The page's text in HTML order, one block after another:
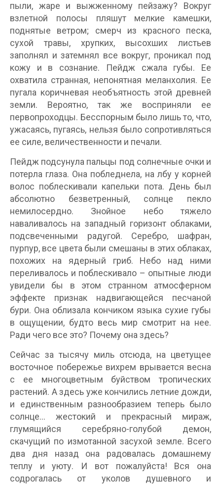
пыли, жаре и выжженному пейзажу? Вокруг
взлетной полосы пляшут мелкие камешки,
поднятые ветром; смерч из красного песка,
сухой травы, хрупких, высохших листьев
заполнял и затемнял все вокруг, проникал под
кожу и в сознание. Пейдж сжала губы. Ее
охватила странная, непонятная меланхолия. Ее
пугала коричневая необъятность этой древней
земли. Вероятно, так же восприняли ее
первопроходцы. Бесспорным было лишь то, что,
ужасаясь, пугаясь, нельзя было сопротивляться
ее силе, величественности и печали.
Пейдж подсунула пальцы под солнечные очки и
потерла глаза. Она побледнела, на лбу у корней
волос поблескивали капельки пота. День был
абсолютно безветренный, солнце пекло
немилосердно. Знойное небо тяжело
наваливалось на западный горизонт облаками,
подсвеченными радугой. Серебро, шафран,
пурпур, все цвета были смешаны в этих облаках,
похожих на ядерный гриб. Небо над ними
переливалось и поблескивало – опытные люди
увидели бы в этом странном атмосферном
эффекте признак надвигающейся песчаной
бури. Она облизала кончиком языка сухие губы
в ощущении, будто весь мир смотрит на нее.
Ради чего все это? Почему она здесь?
Сейчас за тысячу миль отсюда, на цветущее
восточное побережье вихрем врывается весна
с ее многоцветным буйством тропических
растений. А здесь уже кончились летние дожди,
и единственным разнообразием теперь было
солнце… жестокий и прекрасный мираж,
глумящийся серебряно-голубой демон,
скачущий по измотанной засухой земле. Всего
два дня назад она радовалась домашнему
теплу и уюту. И вот пожалуйста! Вся она
содрогалась от уколов душевного и